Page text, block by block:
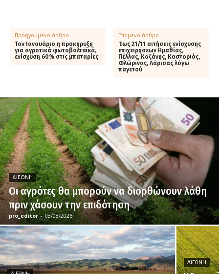
Προηγούμενο άρθρο
Τον Ιανουάριο η προκήρυξη
για αγροτικά φωτοβολταϊκά,
ενίσχυση 60% στις μπαταρίες
Επόμενο άρθρο
Έως 21/11 αιτήσεις ενίσχυσης
επιχειρήσεων Ημαθίας,
Πέλλας, Κοζάνης, Καστοριάς,
Φλώρινας, Λάρισας λόγω
παγετού
ΔΙΕΘΝΉ
Οι αγρότες θα μπορούν να διορθώνουν λάθη
πριν χάσουν την επιδότηση
pro_editor - 03/08/2026
ΔΙΕΘΝΉ